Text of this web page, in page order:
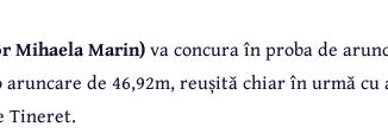
Mihaela Marin)va concura în proba de
aruncare de 46,92m, reușită chiar în urmă
Tineret.